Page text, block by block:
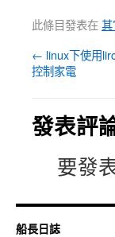
此條目發表在
← linux下使用
控制家電
發表評
要發
船長日誌